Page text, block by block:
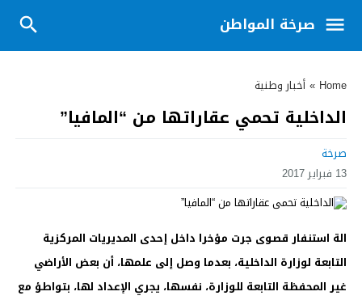
صرخة المواطن
Home
» أخبار وطنية
الداخلية تحمي عقاراتها من “المافيا”
صرخة
13 فبراير 2017
الة استنفار قصوى جرت مؤخرا داخل إحدى المديريات المركزية
التابعة لوزارة الداخلية، بعدما وصل إلى علمها، أن بعض الأراضي
غير المحفظة التابعة للوزارة، نفسها، يجري الإعداد لها، بتواطؤ مع